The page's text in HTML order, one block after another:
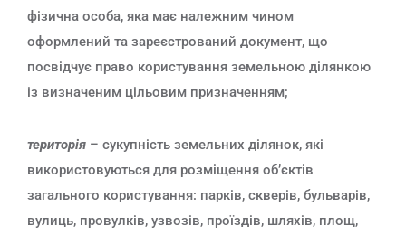
фізична особа, яка має належним чином
оформлений та зареєстрований документ, що
посвідчує право користування земельною ділянкою
із визначеним цільовим призначенням;
територія – сукупність земельних ділянок, які
використовуються для розміщення об’єктів
загального користування: парків, скверів, бульварів,
вулиць, провулків, узвозів, проїздів, шляхів, площ,